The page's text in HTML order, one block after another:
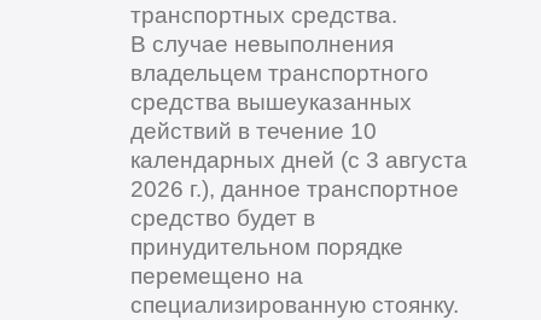
транспортных средства.
В случае невыполнения
владельцем транспортного
средства вышеуказанных
действий в течение 10
календарных дней (с 3 августа
2026 г.), данное транспортное
средство будет в
принудительном порядке
перемещено на
специализированную стоянку.